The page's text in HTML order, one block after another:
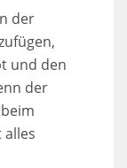
der
und den
der